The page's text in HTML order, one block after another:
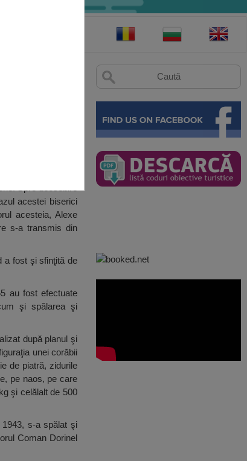
Spre deosebire
acestei biserici
acesteia, Alexe
s-a transmis din
a fost şi sfinţită de
au fost efectuate
şi spălarea şi
după planul şi
unei corăbii
de piatră, zidurile
pe naos, pe care
şi celălalt de 500
s-a spălat şi
Coman Dorinel